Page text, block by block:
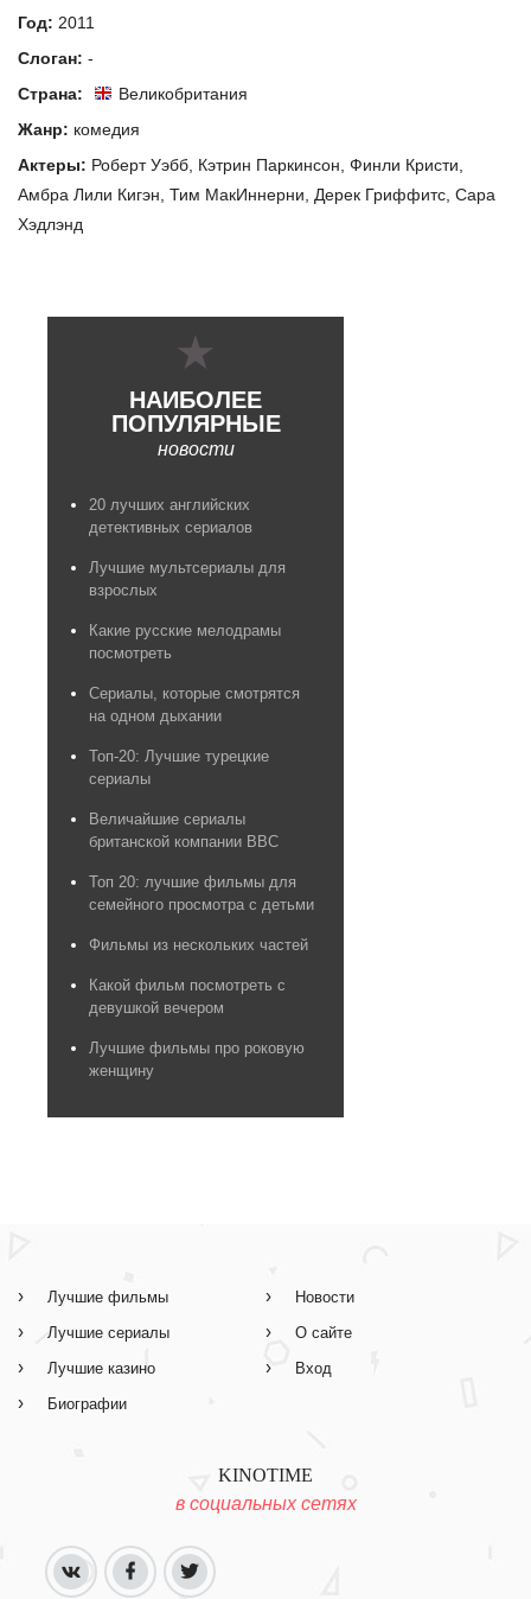
Год: 2011
Слоган: -
Страна:
Великобритания
Жанр: комедия
Актеры: Роберт Уэбб Кэтрин Паркинсон Финли Кристи
Амбра Лили Кигэн Тим МакИннерни Дерек Гриффитс Сара
Хэдлэнд
НАИБОЛЕЕ
ПОПУЛЯРНЫЕ
новости
20 лучших английских
детективных сериалов
Лучшие мультсериалы для
взрослых
Какие русские мелодрамы
посмотреть
Сериалы, которые смотрятся
на одном дыхании
Топ-20: Лучшие турецкие
сериалы
Величайшие сериалы
британской компании BBC
Топ 20: лучшие фильмы для
семейного просмотра с детьми
Фильмы из нескольких частей
Какой фильм посмотреть с
девушкой вечером
Лучшие фильмы про роковую
женщину
Лучшие фильмы
Лучшие сериалы
Лучшие казино
Биографии
Новости
О сайте
Вход
KINOTIME
в социальных сетях